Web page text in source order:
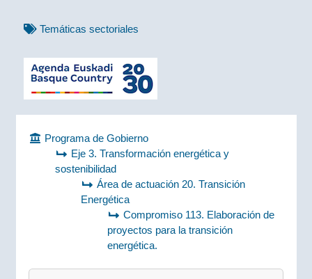
Temáticas sectoriales
Programa de Gobierno
Eje 3. Transformación energética y
sostenibilidad
Área de actuación 20. Transición
Energética
Compromiso 113. Elaboración de
proyectos para la transición
energética.